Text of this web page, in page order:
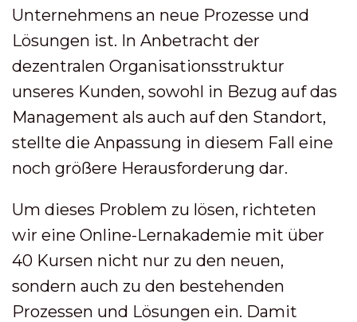
Unternehmens an neue Prozesse und
Lösungen ist. In Anbetracht der
dezentralen Organisationsstruktur
unseres Kunden, sowohl in Bezug auf das
Management als auch auf den Standort,
stellte die Anpassung in diesem Fall eine
noch größere Herausforderung dar.
Um dieses Problem zu lösen, richteten
wir eine Online-Lernakademie mit über
40 Kursen nicht nur zu den neuen,
sondern auch zu den bestehenden
Prozessen und Lösungen ein. Damit